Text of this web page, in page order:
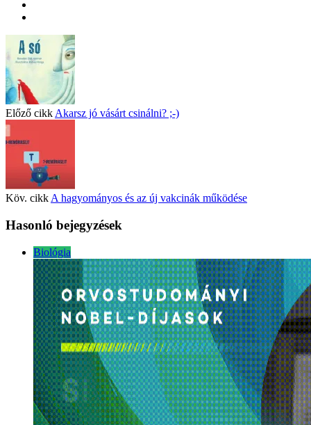
Előző cikk Akarsz jó vásárt csinálni? ;-)
Köv. cikk A hagyományos és az új vakcinák működése
Hasonló bejegyzések
Biológia